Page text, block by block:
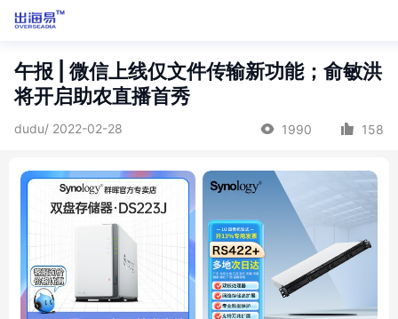
午报 | 微信上线仅文件传输新功能；俞敏洪
将开启助农直播首秀
dudu/ 2022-02-28 1990 158